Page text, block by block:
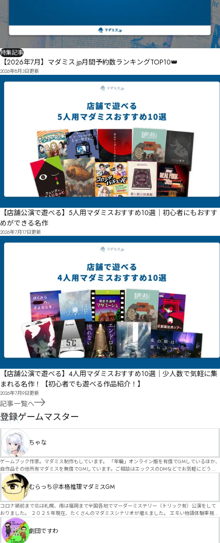
特集記事
【2026年7月】マダミス.jp月間予約数ランキングTOP10👑
2026年8月3日更新
【店舗公演で遊べる】5人用マダミスおすすめ10選｜初心者にもおすす
めができる名作
2026年7月17日更新
【店舗公演で遊べる】4人用マダミスおすすめ10選｜少人数で気軽に集
まれる名作！【初心者でも遊べる作品紹介！】
2026年7月9日更新
記事一覧へ
GM
登録ゲームマスター
ちゃな
ゲームブック作家。マダミス制作もしています。 「年輪」オンライン版を有償でGMしているほか、
自作品その他所有マダミスを無償でGMしています。ご相談はエックスのDMなどでお気軽にどう
ぞ。
むらっち＠本格推理マダミスGM
コロナ禍前まで北は札幌、南は福岡まで全国各地でマーダーミステリー（トリック有）公演をして
おりました。 ２０２５年現在、たくさんのマダミスシナリオが増えました。 エモい物語体験重視の
シナリオがマダミス・マーダーミステリーというジャンル名でたくさんあるため、そのようなシナ
リオは簡単に遊べます。 しかし、２～３時間ずっと考え＆議論して、見たことないトリックが解け
る閃きや犯人として逃げ切る楽しみのある本格推理マーダーミステリーを見つけることが難しくな
劇団ですわ